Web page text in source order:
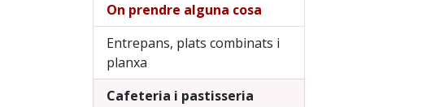
On prendre alguna cosa
Entrepans, plats combinats i
planxa
Cafeteria i pastisseria